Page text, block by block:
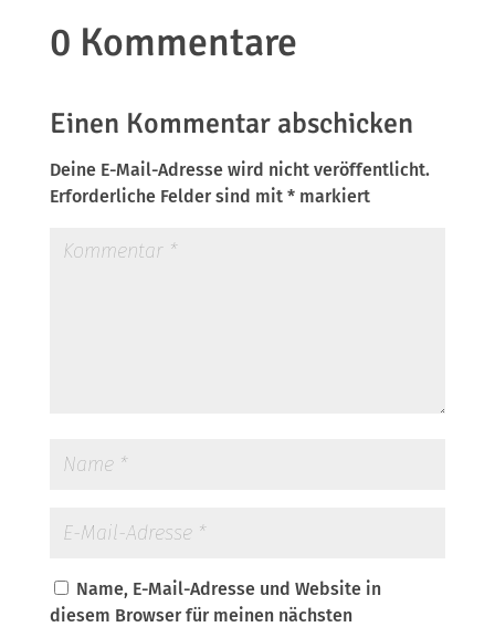
0 Kommentare
Einen Kommentar abschicken
Deine E-Mail-Adresse wird nicht veröffentlicht.
Erforderliche Felder sind mit *markiert
Name, E-Mail-Adresse und Website in
diesem Browser für meinen nächsten